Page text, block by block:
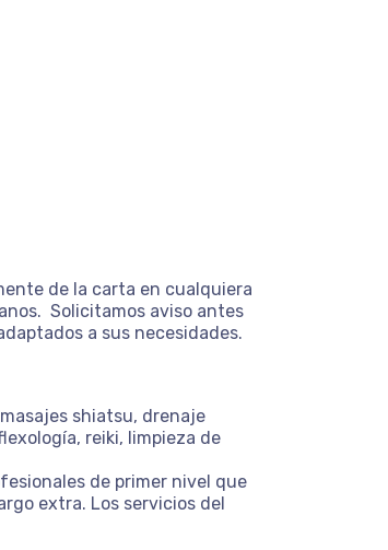
de la carta en cualquiera
Solicitamos aviso antes
a sus necesidades.
shiatsu, drenaje
reiki, limpieza de
de primer nivel que
extra. Los servicios del